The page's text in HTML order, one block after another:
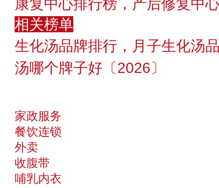
康复中心排行榜，产后修复中
相关榜单
生化汤品牌排行，月子生化汤
汤哪个牌子好〔2026〕
家政服务
餐饮连锁
外卖
收腹带
哺乳内衣